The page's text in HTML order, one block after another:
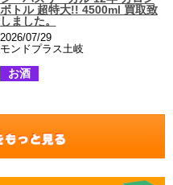
ボトル 超特大!! 4500ml 買取致
しました。
2026/07/29
モンドプラス土岐
お酒